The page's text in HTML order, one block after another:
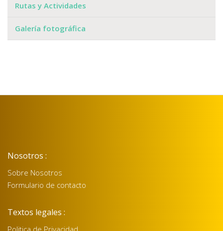
Rutas y Actividades
Galería fotográfica
Nosotros :
Sobre Nosotros
Formulario de contacto
Textos legales :